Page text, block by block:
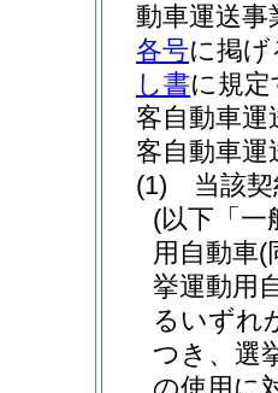
動車運送事
各号に掲
し書に規
客自動車運
客自動車運
(1)
当該
(以下「一
用自動車(
挙運動用
るいずれ
つき、選